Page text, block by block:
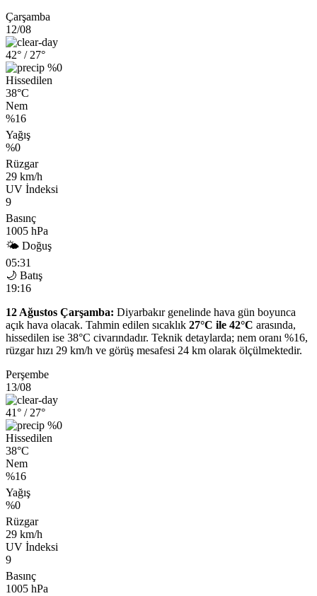
Çarşamba
12/08
42° / 27°
%0
Hissedilen
38°C
Nem
%16
Yağış
%0
Rüzgar
29 km/h
UV İndeksi
9
Basınç
1005 hPa
🌤 Doğuş
05:31
🌙 Batış
19:16
12 Ağustos Çarşamba: Diyarbakır genelinde hava gün boyunca
açık hava olacak. Tahmin edilen sıcaklık 27°C ile 42°C arasında,
hissedilen ise 38°C civarındadır. Teknik detaylarda; nem oranı %16,
rüzgar hızı 29 km/h ve görüş mesafesi 24 km olarak ölçülmektedir.
Perşembe
13/08
41° / 27°
%0
Hissedilen
38°C
Nem
%16
Yağış
%0
Rüzgar
29 km/h
UV İndeksi
9
Basınç
1005 hPa